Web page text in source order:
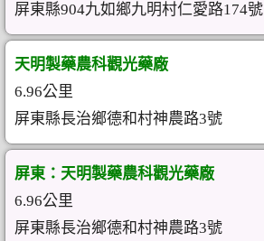
屏東縣904九如鄉九明村仁愛路174號
天明製藥農科觀光藥廠
6.96公里
屏東縣長治鄉德和村神農路3號
屏東：天明製藥農科觀光藥廠
6.96公里
屏東縣長治鄉德和村神農路3號